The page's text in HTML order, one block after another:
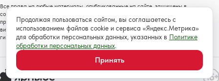
Все права на любые материалы, опубликованные на сайте, защищены в
соответствии с российским и международным законодательством об авторском
праве и смежных правах. Любое использование текстовых, фото, аудио и
видеоматериалов возможно только с согласия правообладателя с обязательной
гиперссылкой на сайт https://www.yarnews.net; Для детей старше 16 лет.
Продолжая пользоваться сайтом, вы соглашаетесь с
использованием файлов cookie и сервиса «Яндекс.Метрика»
для обработки персональных данных, указанных в Политике
обработки персональных данных.
Принять